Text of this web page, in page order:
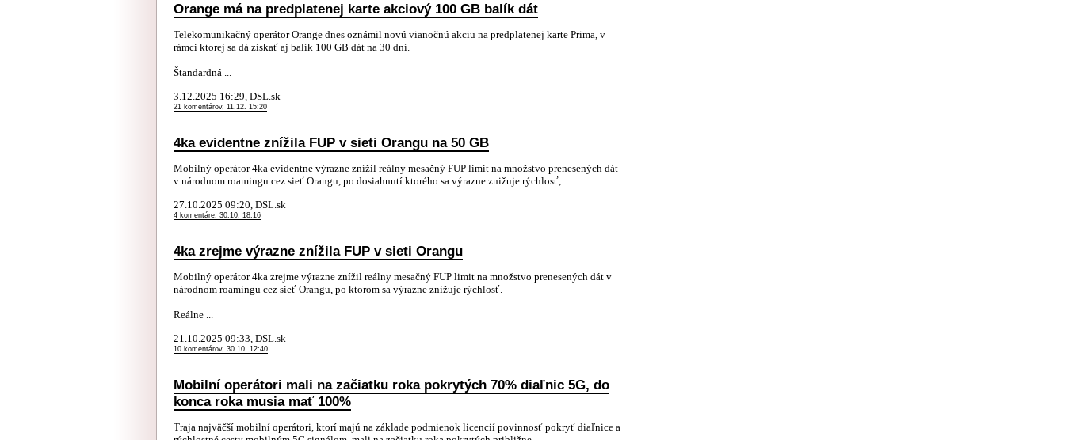
Orange má na predplatenej karte akciový 100 GB balík dát
Telekomunikačný operátor Orange dnes oznámil novú vianočnú akciu na predplatenej karte Prima, v
rámci ktorej sa dá získať aj balík 100 GB dát na 30 dní.
Štandardná ...
3.12.2025 16:29, DSL.sk
21 komentárov, 11.12. 15:20
4ka evidentne znížila FUP v sieti Orangu na 50 GB
Mobilný operátor 4ka evidentne výrazne znížil reálny mesačný FUP limit na množstvo prenesených dát
v národnom roamingu cez sieť Orangu, po dosiahnutí ktorého sa výrazne znižuje rýchlosť, ...
27.10.2025 09:20, DSL.sk
4 komentáre, 30.10. 18:16
4ka zrejme výrazne znížila FUP v sieti Orangu
Mobilný operátor 4ka zrejme výrazne znížil reálny mesačný FUP limit na množstvo prenesených dát v
národnom roamingu cez sieť Orangu, po ktorom sa výrazne znižuje rýchlosť.
Reálne ...
21.10.2025 09:33, DSL.sk
10 komentárov, 30.10. 12:40
Mobilní operátori mali na začiatku roka pokrytých 70% diaľnic 5G, do
konca roka musia mať 100%
Traja najväčší mobilní operátori, ktorí majú na základe podmienok licencií povinnosť pokryť diaľnice a